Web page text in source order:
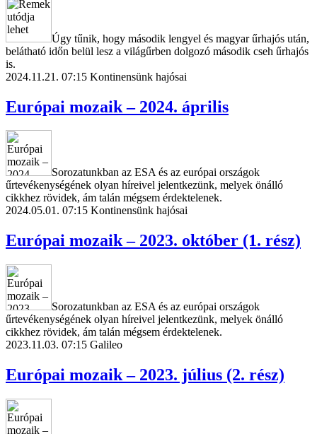
Úgy tűnik, hogy második lengyel és magyar űrhajós után,
belátható időn belül lesz a világűrben dolgozó második cseh űrhajós
is.
2024.11.21. 07:15 Kontinensünk hajósai
Európai mozaik – 2024. április
Sorozatunkban az ESA és az európai országok
űrtevékenységének olyan híreivel jelentkezünk, melyek önálló
cikkhez rövidek, ám talán mégsem érdektelenek.
2024.05.01. 07:15 Kontinensünk hajósai
Európai mozaik – 2023. október (1. rész)
Sorozatunkban az ESA és az európai országok
űrtevékenységének olyan híreivel jelentkezünk, melyek önálló
cikkhez rövidek, ám talán mégsem érdektelenek.
2023.11.03. 07:15 Galileo
Európai mozaik – 2023. július (2. rész)